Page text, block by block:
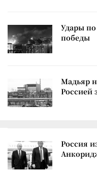
Удары
победы
Мадьяр
Россией
Россия